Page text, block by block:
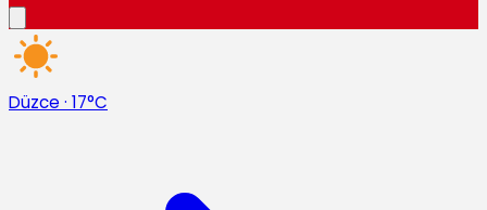
Düzce · 17°C